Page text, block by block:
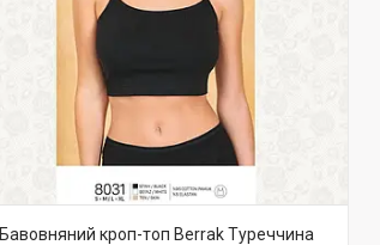
Бавовняний кроп-топ Berrak Туреччина